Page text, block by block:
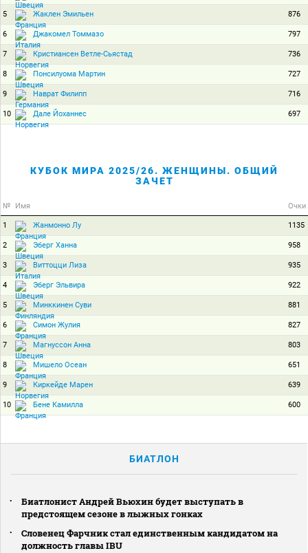
5 Жаклен Эмильен 876
6 Джакомел Томмазо 797
7 Кристиансен Ветле-Сьястад 736
8 Понсилуома Мартин 727
9 Наврат Филипп 716
10 Дале Йоханнес 697
КУБОК МИРА 2025/26. ЖЕНЩИНЫ. ОБЩИЙ
ЗАЧЕТ
№ Имя Очки
1 Жанмонно Лу 1135
2 Эберг Ханна 958
3 Виттоцци Лиза 935
4 Эберг Эльвира 922
5 Минккинен Суви 881
6 Симон Жулия 827
7 Магнуссон Анна 803
8 Мишело Осеан 651
9 Киркейде Марен 639
10 Бене Камилла 600
БИАТЛОН
Биатлонист Андрей Вьюхин будет выступать в
предстоящем сезоне в лыжных гонках
Словенец Фарчник стал единственным кандидатом на
должность главы IBU